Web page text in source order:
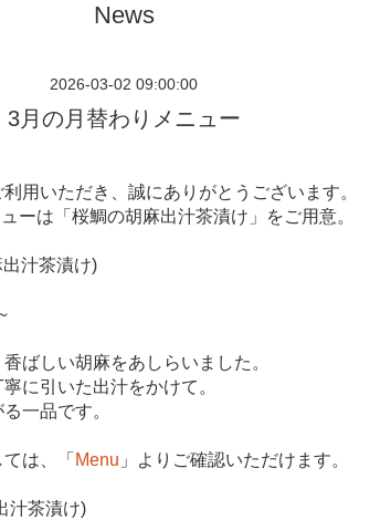
News
2026-03-02 09:00:00
3月の月替わりメニュー
用いただき、誠にありがとうございます。
ーは「桜鯛の胡麻出汁茶漬け」をご用意。
汁茶漬け)
ばしい胡麻をあしらいました。
に引いた出汁をかけて。
一品です。
は、「 Menu 」よりご確認いただけます。
汁茶漬け)